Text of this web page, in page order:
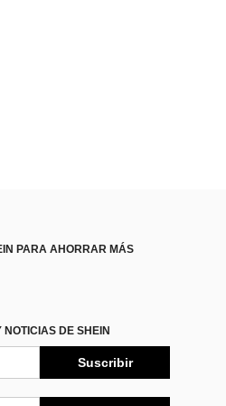
PARA AHORRAR MÁS
DE SHEIN
Suscribir